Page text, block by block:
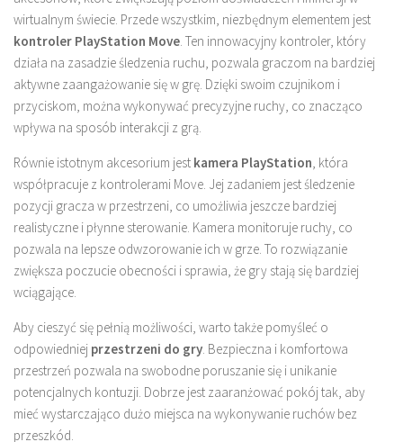
wirtualnym świecie. Przede wszystkim, niezbędnym elementem jest
kontroler PlayStation Move. Ten innowacyjny kontroler, który
działa na zasadzie śledzenia ruchu, pozwala graczom na bardziej
aktywne zaangażowanie się w grę. Dzięki swoim czujnikom i
przyciskom, można wykonywać precyzyjne ruchy, co znacząco
wpływa na sposób interakcji z grą.
Równie istotnym akcesorium jest kamera PlayStation, która
współpracuje z kontrolerami Move. Jej zadaniem jest śledzenie
pozycji gracza w przestrzeni, co umożliwia jeszcze bardziej
realistyczne i płynne sterowanie. Kamera monitoruje ruchy, co
pozwala na lepsze odwzorowanie ich w grze. To rozwiązanie
zwiększa poczucie obecności i sprawia, że gry stają się bardziej
wciągające.
Aby cieszyć się pełnią możliwości, warto także pomyśleć o
odpowiedniej przestrzeni do gry. Bezpieczna i komfortowa
przestrzeń pozwala na swobodne poruszanie się i unikanie
potencjalnych kontuzji. Dobrze jest zaaranżować pokój tak, aby
mieć wystarczająco dużo miejsca na wykonywanie ruchów bez
przeszkód.